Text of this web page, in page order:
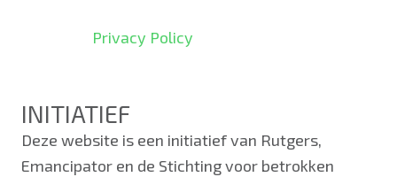
Privacy Policy
INITIATIEF
Deze website is een initiatief van Rutgers,
Emancipator en de Stichting voor betrokken